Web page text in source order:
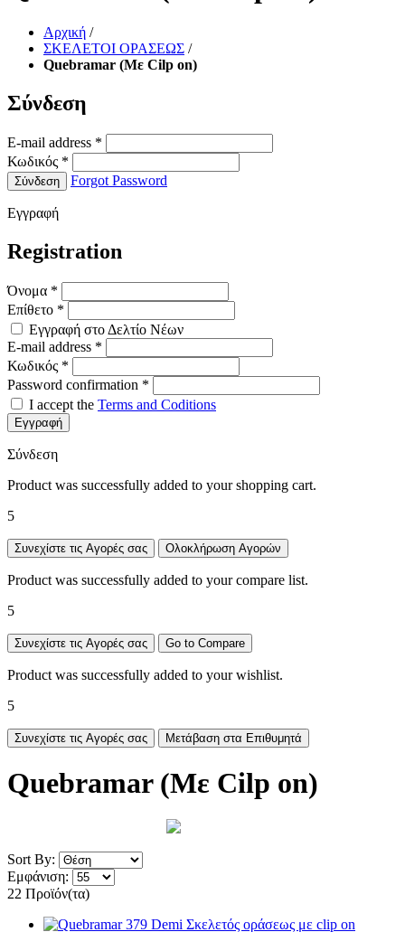
Αρχική /
ΣΚΕΛΕΤΟΙ ΟΡΑΣΕΩΣ /
Quebramar (Με Cilp on)
Σύνδεση
E-mail address *
Κωδικός *
Σύνδεση Forgot Password
Εγγραφή
Registration
Όνομα *
Επίθετο *
Εγγραφή στο Δελτίο Νέων
E-mail address *
Κωδικός *
Password confirmation *
I accept the Terms and Coditions
Εγγραφή
Σύνδεση
Product was successfully added to your shopping cart.
5
Συνεχίστε τις Αγορές σας Ολοκλήρωση Αγορών
Product was successfully added to your compare list.
5
Συνεχίστε τις Αγορές σας Go to Compare
Product was successfully added to your wishlist.
5
Συνεχίστε τις Αγορές σας Μετάβαση στα Επιθυμητά
Quebramar (Με Cilp on)
Sort By:
Εμφάνιση:
22 Προϊόν(τα)